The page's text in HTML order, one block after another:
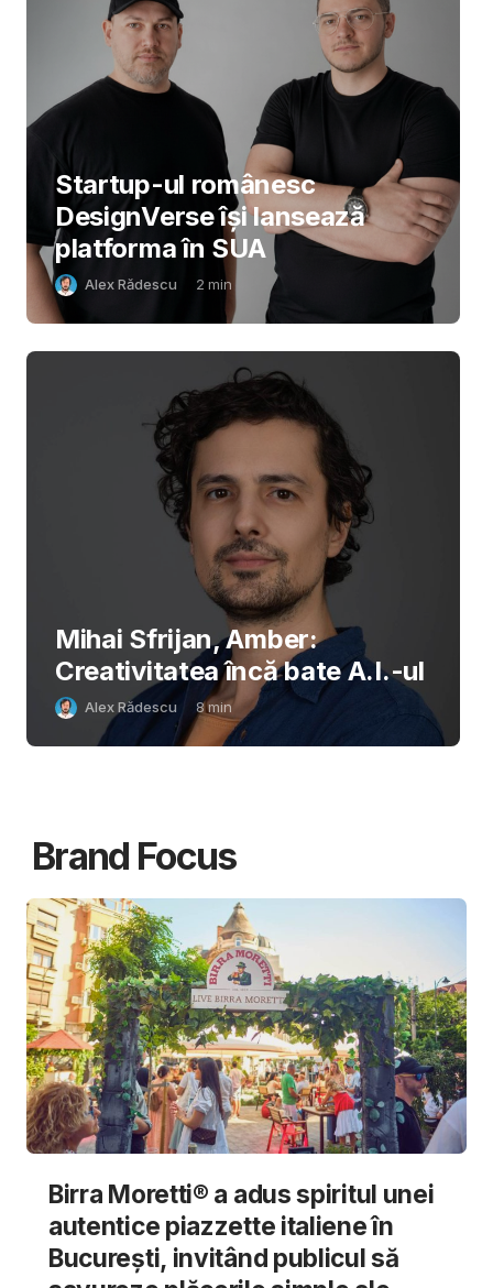
Startup-ul românesc
DesignVerse își lansează
platforma în SUA
Alex Rădescu 2 min
Mihai Sfrijan, Amber:
Creativitatea încă bate A.I.-ul
Alex Rădescu 8min
Brand Focus
Birra Moretti® a adus spiritul unei
autentice piazzette italiene în
București, invitând publicul să